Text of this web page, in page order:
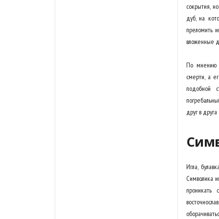
сокрытия,
дуб, на
преломить
вложенные
По мнению
смерти, а
подобной
друг в
Игла,
Символика
проникать